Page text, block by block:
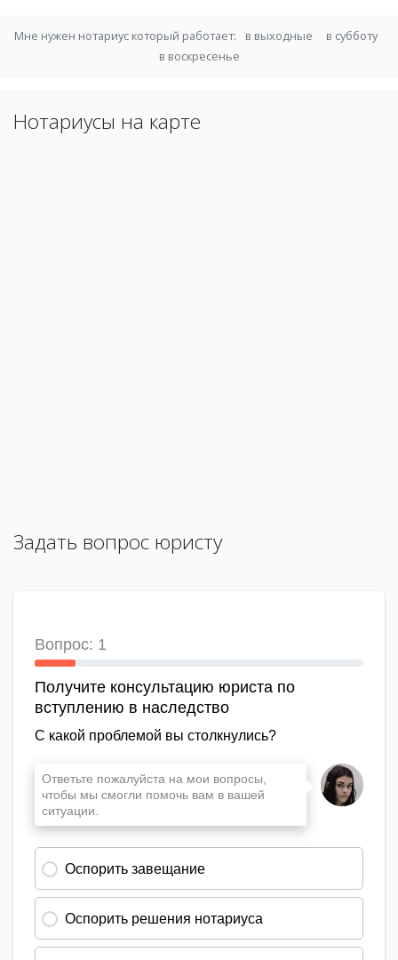
Мне нужен нотариус который работает: в выходные
в субботу
в воскресенье
Нотариусы на карте
Задать вопрос юристу